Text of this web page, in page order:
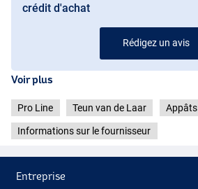
Krill & Oyster
crédit d'achat
Rédigez un avis
Voir plus
Pro Line Teun van de Laar Appâts
Informations sur le fournisseur
Entreprise